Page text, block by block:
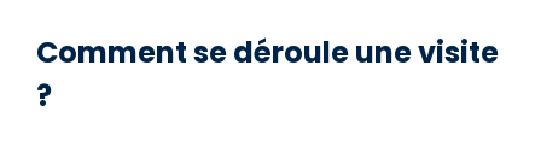
Comment se déroule une visite
?